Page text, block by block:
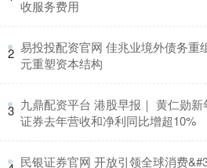
收服务费用
2 易投投配资官网 佳兆业境外债务重
元重塑资本结构
3 九鼎配资平台 港股早报｜ 黄仁勋
证券去年营收和净利同比增超10%
民银证券官网 开放引领全球消费